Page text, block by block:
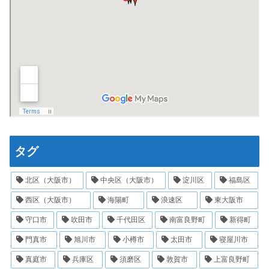
タグ
北区（大阪市） 中央区（大阪市） 淀川区 福島区
西区（大阪市） 海陽町 浪速区 東大阪市
守口市 吹田市 千代田区 南富良野町 新得町
門真市 旭川市 小樽市 太田市 寝屋川市
真庭市 兵庫区 須磨区 敦賀市 上富良野町